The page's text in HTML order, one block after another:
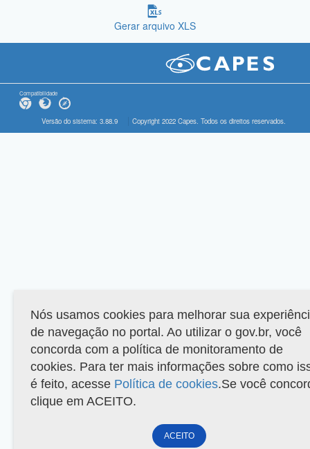
Gerar arquivo XLS
Compatibilidade
Versão do sistema: 3.88.9 Copyright 2022 Capes. Todos os direitos reservados.
Nós usamos cookies para melhorar sua
de navegação no portal. Ao utilizar o gov.br, você
concorda com a política de monitoramento de
cookies. Para ter mais informações sobre como
é feito, acesse Política de cookies.Se você
clique em ACEITO.
ACEITO